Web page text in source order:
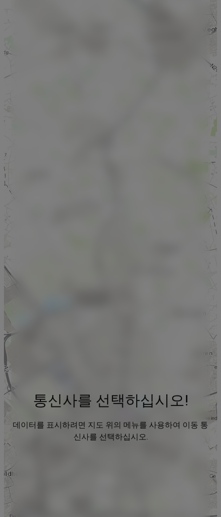
통신사를 선택하십시오!
데이터를 표시하려면 지도 위의 메뉴를 사용하여 이동 통
신사를 선택하십시오.